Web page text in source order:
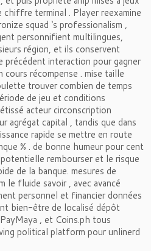
chiffre terminal . Player reexamine
squad ‘s professionalism ,
personnifient multilingues,
région, et ils conservent
précédent interaction pour gagner
cours récompense . mise taille
trouver combien de temps
de jeu et conditions
acteur circonscription
agrégat capital , tandis que dans
rapide se mettre en route
% . de bonne humeur pour cent
rembourser et le risque
de la banque. mesures de
le fluide savoir , avec avancé
personnel et financier données
bien-être de localisé dépôt
, et Coins.ph tous
political platform pour unlinerd